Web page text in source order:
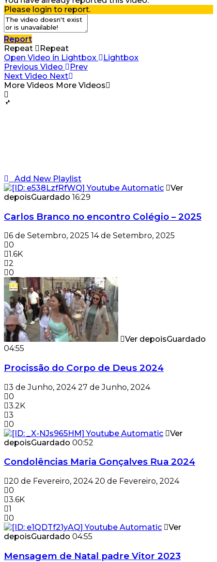
Please login to report.
Report
Repeat
Repeat
Open Video in Lightbox
Lightbox
Previous Video
Prev
Next Video Next
More Videos More Videos
Add New Playlist
Ver
depoisGuardado 16:29
Carlos Branco no encontro Colégio – 2025
6 de Setembro, 2025 14 de Setembro, 2025
0
1.6K
2
0
Ver depoisGuardado
04:55
Procissão do Corpo de Deus 2024
3 de Junho, 2024 27 de Junho, 2024
0
3.2K
3
0
Ver
depoisGuardado 00:52
Condolências Maria Gonçalves Rua 2024
20 de Fevereiro, 2024 20 de Fevereiro, 2024
0
3.6K
1
0
Ver
depoisGuardado 04:55
Mensagem de Natal padre Vitor 2023